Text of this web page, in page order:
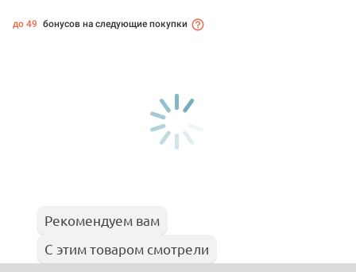
до 49 бонусов на следующие покупки
Рекомендуем вам
С этим товаром смотрели